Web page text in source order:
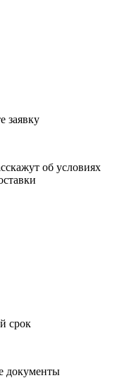
заявку
об условиях
срок
документы